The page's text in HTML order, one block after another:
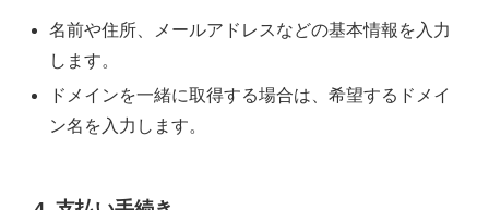
名前や住所、メールアドレスなどの基本情報を入力
します。
ドメインを一緒に取得する場合は、希望するドメイ
ン名を入力します。